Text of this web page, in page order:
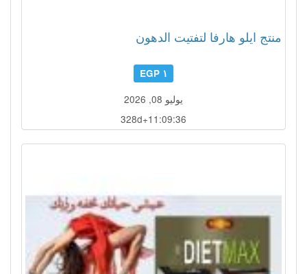
منتج ايلو هارفا لتفتيت الدهون
١ EGP
يوليو 08, 2026
328d+11:09:33